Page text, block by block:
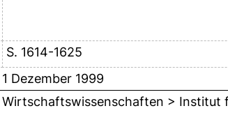
S. 1614-1625
1 Dezember 1999
Wirtschaftswissenschaften > Institut